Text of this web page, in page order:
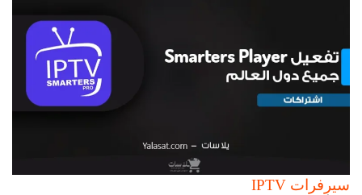
سيرفرات IPTV